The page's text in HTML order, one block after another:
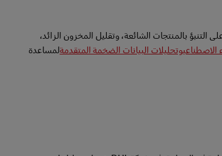
التنبؤ بالمنتجات الشائعة، وتقليل المخزون الزائد،
الاصطناعيوتحليلات البيانات الضخمة المتقدمةلمساعدة